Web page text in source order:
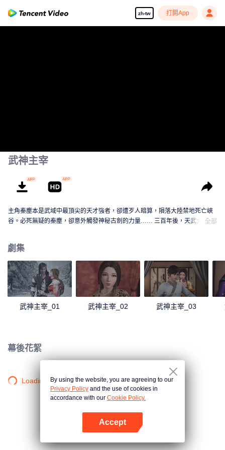
zh-tw 打開App
武神主宰
主角秦塵本是武域中最頂尖的天才強者，卻遭歹人暗算，隕落大陸禁地死亡峽
谷。必死無疑的秦塵，卻意外觸發神秘古劍的力量…… 三百年後，天武大陸偏
寫往日的強者神話，也為了守護自己所愛的一切，秦塵毅然決然扛起維護天下
五國的大任，再度踏上武道之路。
全部
劇集
武神主宰_01 武神主宰_02 武神主宰_03
幕後花絮
Loading…By using the website, you are agreeing to our
Privacy Policy and the use of cookies in
accordance with our Cookie Policy.
Accept